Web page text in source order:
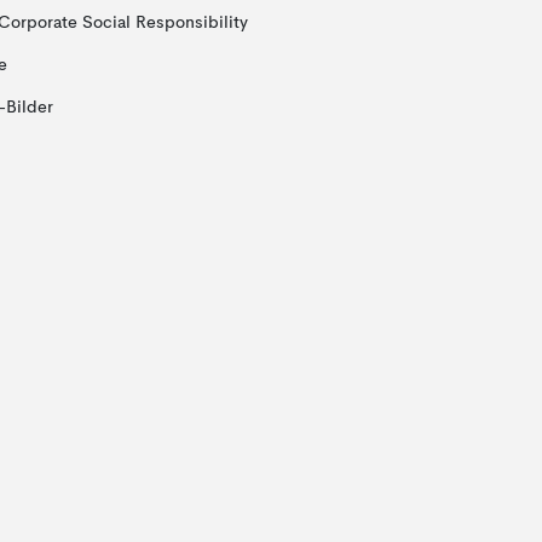
Social Responsibility
Bilder